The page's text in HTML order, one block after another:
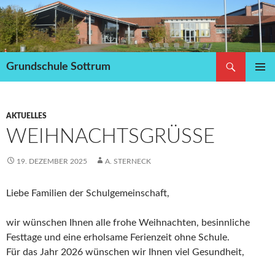
Zum
Inhalt
springen
Grundschule Sottrum
AKTUELLES
WEIHNACHTSGRÜSSE
19. DEZEMBER 2025 A. STERNECK
Liebe Familien der Schulgemeinschaft,
wir wünschen Ihnen alle frohe Weihnachten, besinnliche
Festtage und eine erholsame Ferienzeit ohne Schule.
Für das Jahr 2026 wünschen wir Ihnen viel Gesundheit,